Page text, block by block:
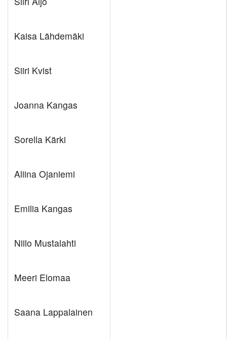
Kaisa Lähdemäki
Siiri Kvist
Joanna Kangas
Sorella Kärki
Aliina Ojaniemi
Emilia Kangas
Niilo Mustalahti
Meeri Elomaa
Saana Lappalainen